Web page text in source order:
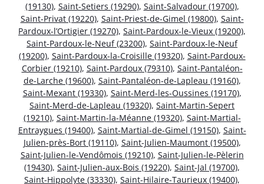
(19130), Saint-Setiers (19290), Saint-Salvadour (19700),
Saint-Privat (19220), Saint-Priest-de-Gimel (19800), Saint-
Pardoux-l’Ortigier (19270), Saint-Pardoux-le-Vieux (19200),
Saint-Pardoux-le-Neuf (23200), Saint-Pardoux-le-Neuf
(19200), Saint-Pardoux-la-Croisille (19320), Saint-Pardoux-
Corbier (19210), Saint-Pardoux (79310), Saint-Pantaléon-
de-Larche (19600), Saint-Pantaléon-de-Lapleau (19160),
Saint-Mexant (19330), Saint-Merd-les-Oussines (19170),
Saint-Merd-de-Lapleau (19320), Saint-Martin-Sepert
(19210), Saint-Martin-la-Méanne (19320), Saint-Martial-
Entraygues (19400), Saint-Martial-de-Gimel (19150), Saint-
Julien-près-Bort (19110), Saint-Julien-Maumont (19500),
Saint-Julien-le-Vendômois (19210), Saint-Julien-le-Pèlerin
(19430), Saint-Julien-aux-Bois (19220), Saint-Jal (19700),
Saint-Hippolyte (33330), Saint-Hilaire-Taurieux (19400),